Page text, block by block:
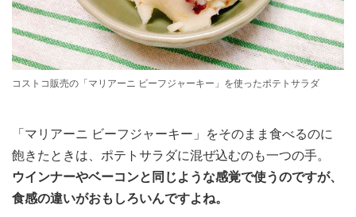
コストコ販売の「マリアーニ ビーフジャーキー」を使ったポテトサラダ
「マリアーニ ビーフジャーキー」をそのまま食べるのに
飽きたときは、ポテトサラダに混ぜ込むのも一つの手。
ウインナーやベーコンと同じような感覚で使うのですが、
食感の違いがおもしろいんですよね。